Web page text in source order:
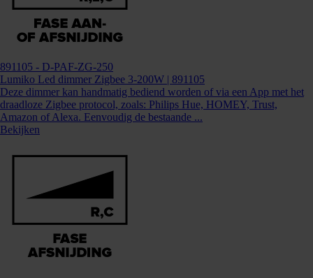
891105 - D-PAF-ZG-250
Lumiko Led dimmer Zigbee 3-200W | 891105
Deze dimmer kan handmatig bediend worden of via een App met het
draadloze Zigbee protocol, zoals: Philips Hue, HOMEY, Trust,
Amazon of Alexa. Eenvoudig de bestaande ...
Bekijken